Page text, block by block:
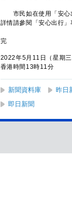
市民如在使用「安心出
詳情請參閱「安心出行」
完
2022年5月11日（星期三
香港時間13時11分
新聞資料庫 昨日
即日新聞